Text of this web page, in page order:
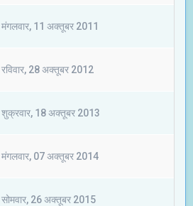
मंगलवार, 11 अक्तूबर 2011
रविवार, 28 अक्तूबर 2012
शुक्रवार, 18 अक्तूबर 2013
मंगलवार, 07 अक्तूबर 2014
सोमवार, 26 अक्तूबर 2015